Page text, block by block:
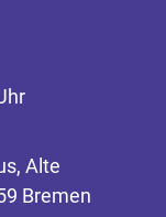
Alte
Bremen